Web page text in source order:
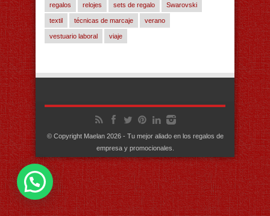
regalos relojes sets de regalo Swarovski
textil técnicas de marcaje verano
vestuario laboral viaje
© Copyright Maelan 2026 - Tu mejor aliado en los regalos de
empresa y promocionales.